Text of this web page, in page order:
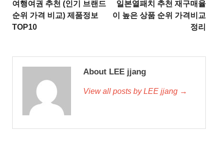
여행여권 추천 (인기 브랜드
순위 가격 비교) 제품정보
TOP10
일본열패치 추천 재구매율
이 높은 상품 순위 가격비교
정리
About LEE jjang
View all posts by LEE jjang →